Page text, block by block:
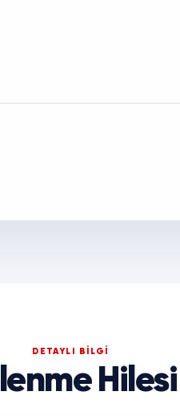
DETAYLI BİLGİ